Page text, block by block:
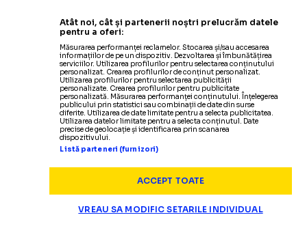
Sivis s-a accidentat FOTO GOLAZO.ro/Iosif
Atât noi, cât și partenerii noștri prelucrăm datele
pentru a oferi:
Măsurarea performanței reclamelor. Stocarea și/sau accesarea
informațiilor de pe un dispozitiv. Dezvoltarea și îmbunătățirea
serviciilor. Utilizarea profilurilor pentru selectarea conținutului
personalizat. Crearea profilurilor de conținut personalizat.
Utilizarea profilurilor pentru selectarea publicității
personalizate. Crearea profilurilor pentru publicitate
personalizată. Măsurarea performanței conținutului. Înțelegerea
publicului prin statistici sau combinații de date din surse
diferite. Utilizarea de date limitate pentru a selecta publicitatea.
Utilizarea datelor limitate pentru a selecta conținutul. Date
precise de geolocație și identificarea prin scanarea
dispozitivului.
Listă parteneri (furnizori)
ACCEPT TOATE
VREAU SA MODIFIC SETARILE INDIVIDUAL